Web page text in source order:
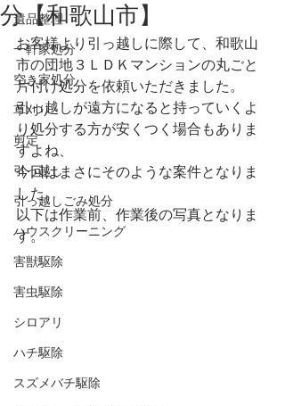
遺品整理
一軒家処分
空き家処分
草刈り
剪定
引っ越し
引っ越しごみ処分
ハウスクリーニング
害獣駆除
害虫駆除
シロアリ
ハチ駆除
スズメバチ駆除
分【和歌山市】
お客様より引っ越しに際して、和歌山
市の団地３ＬＤＫマンションの丸ごと
片付け処分を依頼いただきました。
引っ越しが遠方になると持っていくよ
り処分する方が安くつく場合もありま
すよね、
今回はまさにそのような案件となりま
した。
以下は作業前、作業後の写真となりま
す。